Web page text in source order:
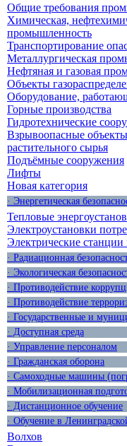
Общие требования
Химическая,
промышленность
Транспортирование
Металлургическая
Нефтяная и газовая
Объекты
Оборудование,
Горные производства
Гидротехнические
Взрывоопасные
растительного сырья
Подъёмные сооружения
Лифты
Новая категория
· Энергетическая
Тепловые
Электроустановки
Электрические станции
· Радиационная
· Экологическая
· Противодействие
· Противодействие
· Государственные и
· Доступная среда
· Управление персоналом
· Гражданская оборона
· Самоходные машины
· Мобилизационная
· Дистанционное обучение
· Обучение в
Волхов